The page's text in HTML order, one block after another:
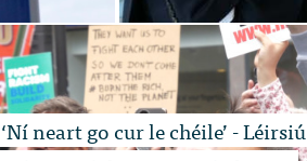
‘Ní neart go cur le chéile’ - Léirsiú